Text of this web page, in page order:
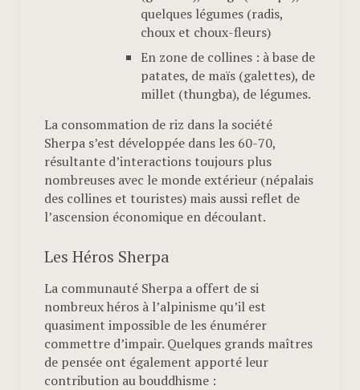
quelques légumes (radis,
choux et choux-fleurs)
En zone de collines : à base de
patates, de maïs (galettes), de
millet (thungba), de légumes.
La consommation de riz dans la société
Sherpa s’est développée dans les 60-70,
résultante d’interactions toujours plus
nombreuses avec le monde extérieur (népalais
des collines et touristes) mais aussi reflet de
l’ascension économique en découlant.
Les Héros Sherpa
La communauté Sherpa a offert de si
nombreux héros à l’alpinisme qu’il est
quasiment impossible de les énumérer
commettre d’impair. Quelques grands maîtres
de pensée ont également apporté leur
contribution au bouddhisme :